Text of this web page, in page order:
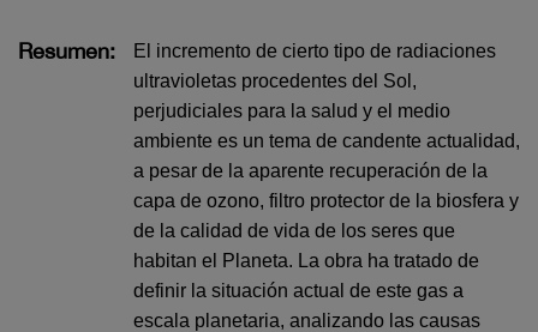
Resumen:
El incremento de cierto tipo de radiaciones
ultravioletas procedentes del Sol,
perjudiciales para la salud y el medio
ambiente es un tema de candente actualidad,
a pesar de la aparente recuperación de la
capa de ozono, filtro protector de la biosfera y
de la calidad de vida de los seres que
habitan el Planeta. La obra ha tratado de
definir la situación actual de este gas a
escala planetaria, analizando las causas